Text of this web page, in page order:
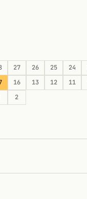
27 26 25 24
16 13 12 11
2